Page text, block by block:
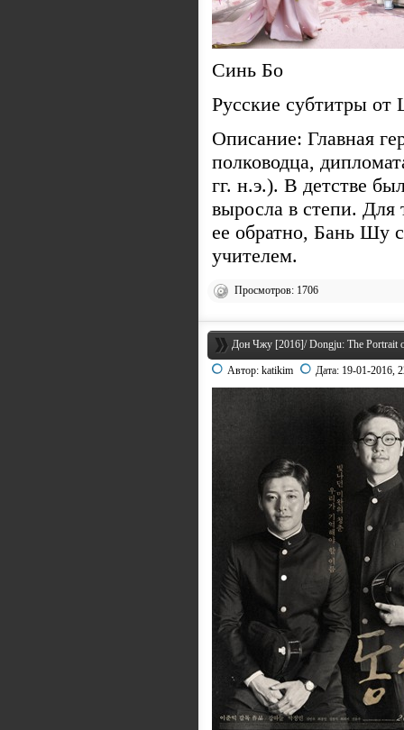
Синь Бо
Русские субтитры от
Описание: Главная
полководца,
гг. н.э.). В детстве
выросла в степи. Для
ее обратно, Бань Шу
учителем.
Просмотров: 1706
Дон Чжу [2016]/ Dongju: The Portrait
Автор: katikim Дата: 19-01-2016,